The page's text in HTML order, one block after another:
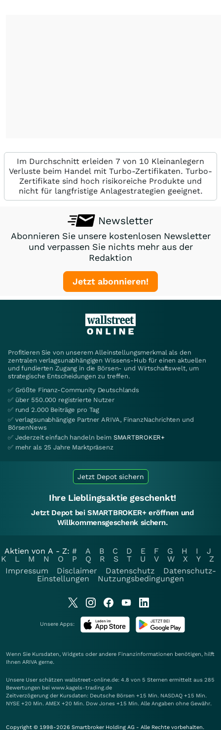
Im Durchschnitt erleiden 7 von 10 Kleinanlegern
Verluste beim Handel mit Turbo-Zertifikaten. Turbo-
Zertifikate sind hoch risikoreiche Produkte und
nicht für langfristige Anlagestrategien geeignet.
Newsletter
Abonnieren Sie unsere kostenlosen Newsletter
und verpassen Sie nichts mehr aus der
Redaktion
Jetzt abonnieren!
Profitieren Sie von unserem Alleinstellungsmerkmal als den
zentralen verlagsunabhängigen Wissens-Hub für einen aktuellen
und fundierten Zugang in die Börsen- und Wirtschaftswelt, um
strategische Entscheidungen zu treffen.
✅ Größte Finanz-Community Deutschlands
✅ über 550.000 registrierte Nutzer
✅ rund 2.000 Beiträge pro Tag
✅ verlagsunabhängige Partner ARIVA, FinanzNachrichten und
BörsenNews
✅ Jederzeit einfach handeln beim SMARTBROKER+
✅ mehr als 25 Jahre Marktpräsenz
Jetzt Depot sichern
Ihre Lieblingsaktie geschenkt!
Jetzt Depot bei SMARTBROKER+ eröffnen und
Willkommensgeschenk sichern.
Aktien von A - Z: # A B C D E F G H I
J
K
L M N O P Q R S T U V W X Y
Z
Impressum
Disclaimer Datenschutz
Datenschutz-
Einstellungen
Nutzungsbedingungen
Unsere Apps:
Wenn Sie Kursdaten, Widgets oder andere Finanzinformationen benötigen, hilft
Ihnen ARIVA gerne.
Unsere User schätzen wallstreet-online.de: 4.8 von 5 Sternen ermittelt aus 285
Bewertungen bei www.kagels-trading.de
Zeitverzögerung der Kursdaten: Deutsche Börsen +15 Min. NASDAQ +15 Min.
NYSE +20 Min. AMEX +20 Min. Dow Jones +15 Min. Alle Angaben ohne Gewähr.
Copyright © 1998-2026 Smartbroker Holding AG - Alle Rechte vorbehalten.